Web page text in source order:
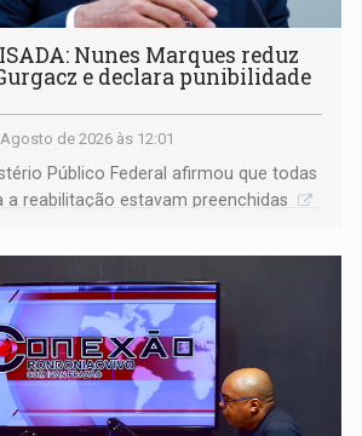
Nunes Marques reduz
e declara punibilidade
de 2026 às 12:01
Público Federal afirmou que todas
a reabilitação estavam preenchidas